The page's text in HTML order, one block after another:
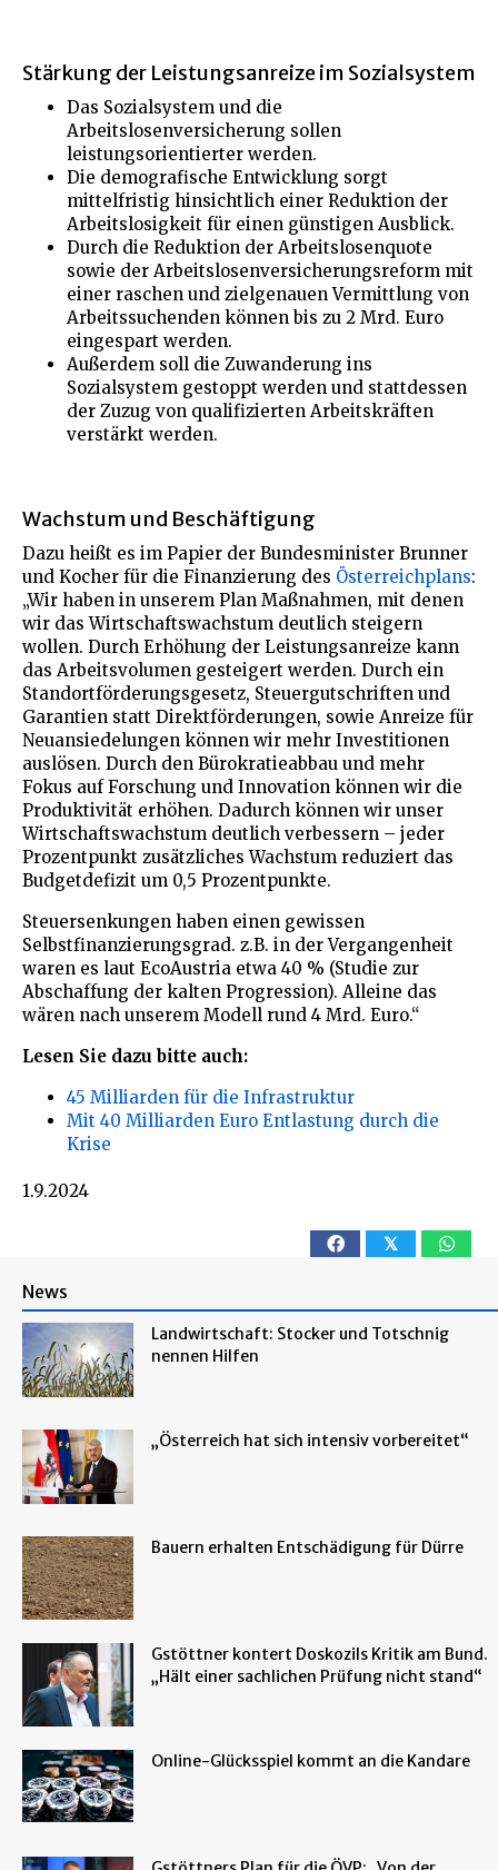
Stärkung der Leistungsanreize im Sozialsystem
Das Sozialsystem und die
Arbeitslosenversicherung sollen
leistungsorientierter werden.
Die demografische Entwicklung sorgt
mittelfristig hinsichtlich einer Reduktion der
Arbeitslosigkeit für einen günstigen Ausblick.
Durch die Reduktion der Arbeitslosenquote
sowie der Arbeitslosenversicherungsreform mit
einer raschen und zielgenauen Vermittlung von
Arbeitssuchenden können bis zu 2 Mrd. Euro
eingespart werden.
Außerdem soll die Zuwanderung ins
Sozialsystem gestoppt werden und stattdessen
der Zuzug von qualifizierten Arbeitskräften
verstärkt werden.
Wachstum und Beschäftigung
Dazu heißt es im Papier der Bundesminister Brunner
und Kocher für die Finanzierung des Österreichplans:
„Wir haben in unserem Plan Maßnahmen, mit denen
wir das Wirtschaftswachstum deutlich steigern
wollen. Durch Erhöhung der Leistungsanreize kann
das Arbeitsvolumen gesteigert werden. Durch ein
Standortförderungsgesetz, Steuergutschriften und
Garantien statt Direktförderungen, sowie Anreize für
Neuansiedelungen können wir mehr Investitionen
auslösen. Durch den Bürokratieabbau und mehr
Fokus auf Forschung und Innovation können wir die
Produktivität erhöhen. Dadurch können wir unser
Wirtschaftswachstum deutlich verbessern – jeder
Prozentpunkt zusätzliches Wachstum reduziert das
Budgetdefizit um 0,5 Prozentpunkte.
Steuersenkungen haben einen gewissen
Selbstfinanzierungsgrad. z.B. in der Vergangenheit
waren es laut EcoAustria etwa 40 % (Studie zur
Abschaffung der kalten Progression). Alleine das
wären nach unserem Modell rund 4 Mrd. Euro.“
Lesen Sie dazu bitte auch:
45 Milliarden für die Infrastruktur
Mit 40 Milliarden Euro Entlastung durch die
Krise
1.9.2024
𝕏
News
Landwirtschaft: Stocker und Totschnig
nennen Hilfen
„Österreich hat sich intensiv vorbereitet“
Bauern erhalten Entschädigung für Dürre
Gstöttner kontert Doskozils Kritik am Bund.
„Hält einer sachlichen Prüfung nicht stand“
Online-Glücksspiel kommt an die Kandare